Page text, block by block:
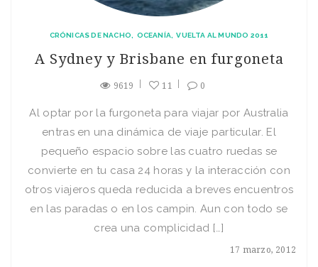
CRÓNICAS DE NACHO OCEANÍA VUELTA AL MUNDO 2011
A Sydney y Brisbane en furgoneta
9619 11 0
17 marzo, 2012
Al optar por la furgoneta para viajar por Australia
entras en una dinámica de viaje particular. El
pequeño espacio sobre las cuatro ruedas se
convierte en tu casa 24 horas y la interacción con
otros viajeros queda reducida a breves encuentros
en las paradas o en los campin. Aun con todo se
crea una complicidad […]